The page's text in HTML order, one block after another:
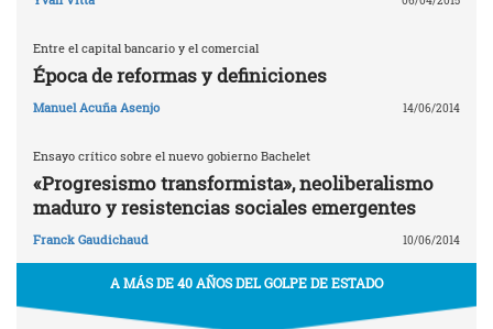
Entre el capital bancario y el comercial
Época de reformas y definiciones
Manuel Acuña Asenjo 14/06/2014
Ensayo crítico sobre el nuevo gobierno Bachelet
«Progresismo transformista», neoliberalismo
maduro y resistencias sociales emergentes
Franck Gaudichaud 10/06/2014
A MÁS DE 40 AÑOS DEL GOLPE DE ESTADO